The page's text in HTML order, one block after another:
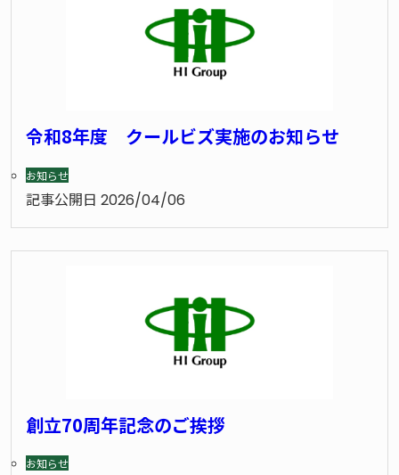
令和8年度 クールビズ実施のお知らせ
お知らせ
記事公開日 2026/04/06
創立70周年記念のご挨拶
お知らせ